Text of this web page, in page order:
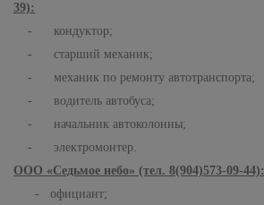
39):
- кондуктор;
- старший механик;
- механик по ремонту автотранспорта;
- водитель автобуса;
- начальник автоколонны;
- электромонтер.
ООО «Седьмое небо» (тел. 8(904)573-09-44):
- официант;